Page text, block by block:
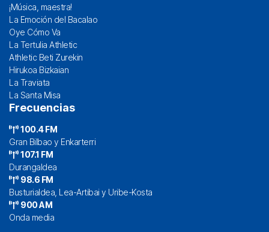
¡Música, maestra!
La Emoción del Bacalao
Oye Cómo Va
La Tertulia Athletic
Athletic Beti Zurekin
Hirukoa Bizkaian
La Traviata
La Santa Misa
Frecuencias
100.4 FM
Gran Bilbao y Enkarterri
107.1 FM
Durangaldea
98.6 FM
Busturialdea, Lea-Artibai y Uribe-Kosta
900 AM
Onda media